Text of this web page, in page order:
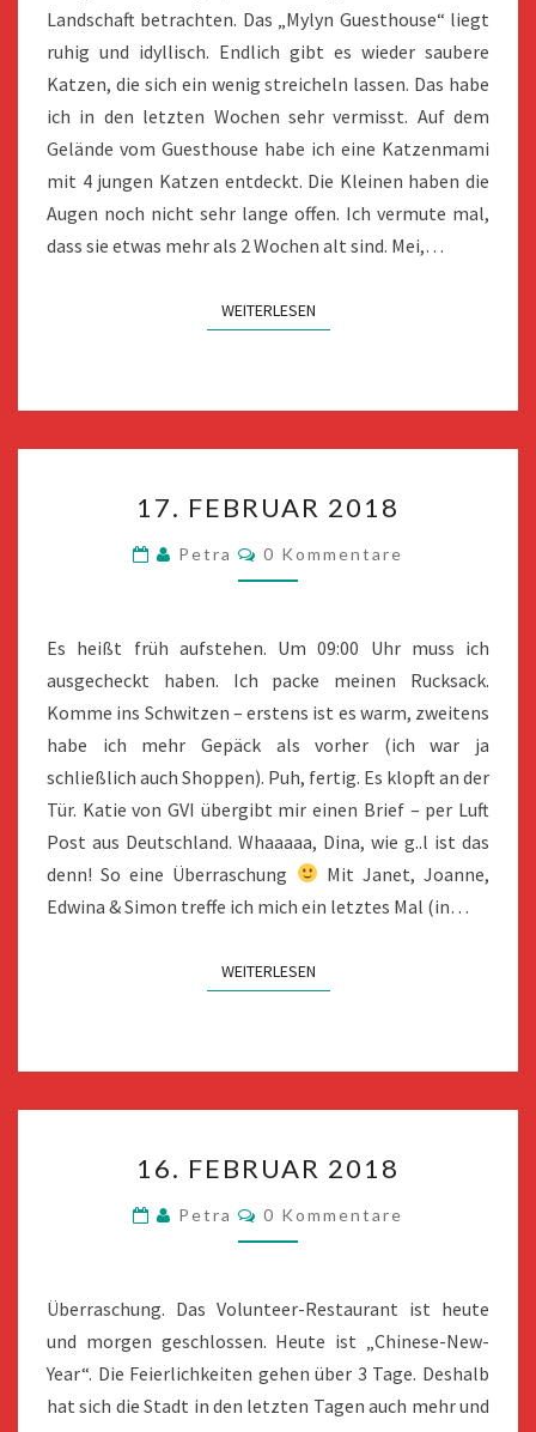
Landschaft betrachten. Das „Mylyn Guesthouse“ liegt
ruhig und idyllisch. Endlich gibt es wieder saubere
Katzen, die sich ein wenig streicheln lassen. Das habe
ich in den letzten Wochen sehr vermisst. Auf dem
Gelände vom Guesthouse habe ich eine Katzenmami
mit 4 jungen Katzen entdeckt. Die Kleinen haben die
Augen noch nicht sehr lange offen. Ich vermute mal,
dass sie etwas mehr als 2 Wochen alt sind. Mei,…
WEITERLESENWEITERLESEN
FEBRUAR
2018
17. FEBRUAR 2018
Petra Kommentare
0 Kommentare
Es heißt früh aufstehen. Um 09:00 Uhr muss ich
ausgecheckt haben. Ich packe meinen Rucksack.
Komme ins Schwitzen – erstens ist es warm, zweitens
habe ich mehr Gepäck als vorher (ich war ja
schließlich auch Shoppen). Puh, fertig. Es klopft an der
Tür. Katie von GVI übergibt mir einen Brief – per Luft
Post aus Deutschland. Whaaaaa, Dina, wie g..l ist das
denn! So eine Überraschung
Mit Janet, Joanne,
Edwina & Simon treffe ich mich ein letztes Mal (in…
WEITERLESENWEITERLESEN
FEBRUAR
2018
16. FEBRUAR 2018
Petra Kommentare
0 Kommentare
Überraschung. Das Volunteer-Restaurant ist heute
und morgen geschlossen. Heute ist „Chinese-New-
Year“. Die Feierlichkeiten gehen über 3 Tage. Deshalb
hat sich die Stadt in den letzten Tagen auch mehr und